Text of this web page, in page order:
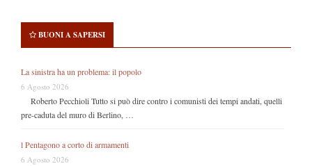
BUONI A SAPERSI
La sinistra ha un problema: il popolo
6 Agosto 2026
Roberto Pecchioli Tutto si può dire contro i comunisti dei tempi andati, quelli
pre-caduta del muro di Berlino, …
l Pentagono a corto di armamenti
6 Agosto 2026